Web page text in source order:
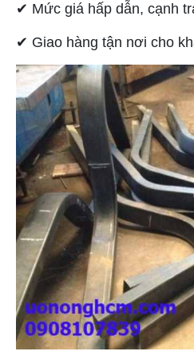
✔︎ Mức giá hấp dẫn, cạnh
✔︎ Giao hàng tận nơi cho